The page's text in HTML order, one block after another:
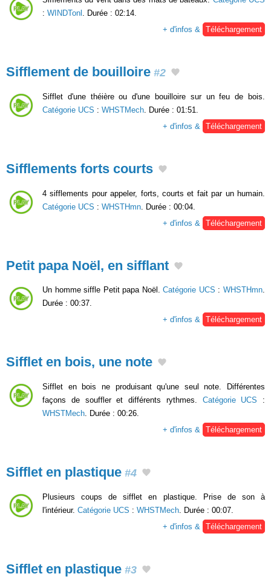
: WINDTonl . Durée : 02:14.
+ d'infos & Téléchargement
Sifflement de bouilloire #2
Sifflet d'une théière ou d'une bouilloire sur un feu de bois.
Catégorie UCS : WHSTMech. Durée : 01:51.
+ d'infos & Téléchargement
Sifflements forts courts
4 sifflements pour appeler, forts, courts et fait par un humain.
Catégorie UCS : WHSTHmn . Durée : 00:04.
+ d'infos &
Téléchargement
Petit papa Noël, en sifflant
Un homme siffle Petit papa Noël.Catégorie UCS :WHSTHmn.
Durée : 00:37.
+ d'infos & Téléchargement
Sifflet en bois, une note
Sifflet en bois ne produisant qu'une seul note. Différentes
façons de souffler et différents rythmes. Catégorie UCS :
WHSTMech. Durée : 00:26.
+ d'infos & Téléchargement
Sifflet en plastique #4
Plusieurs coups de sifflet en plastique. Prise de son à
l'intérieur. Catégorie UCS : WHSTMech . Durée : 00:07.
+ d'infos &
Téléchargement
Sifflet en plastique #3